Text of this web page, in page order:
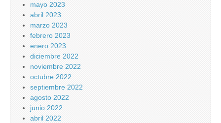
mayo 2023
abril 2023
marzo 2023
febrero 2023
enero 2023
diciembre 2022
noviembre 2022
octubre 2022
septiembre 2022
agosto 2022
junio 2022
abril 2022